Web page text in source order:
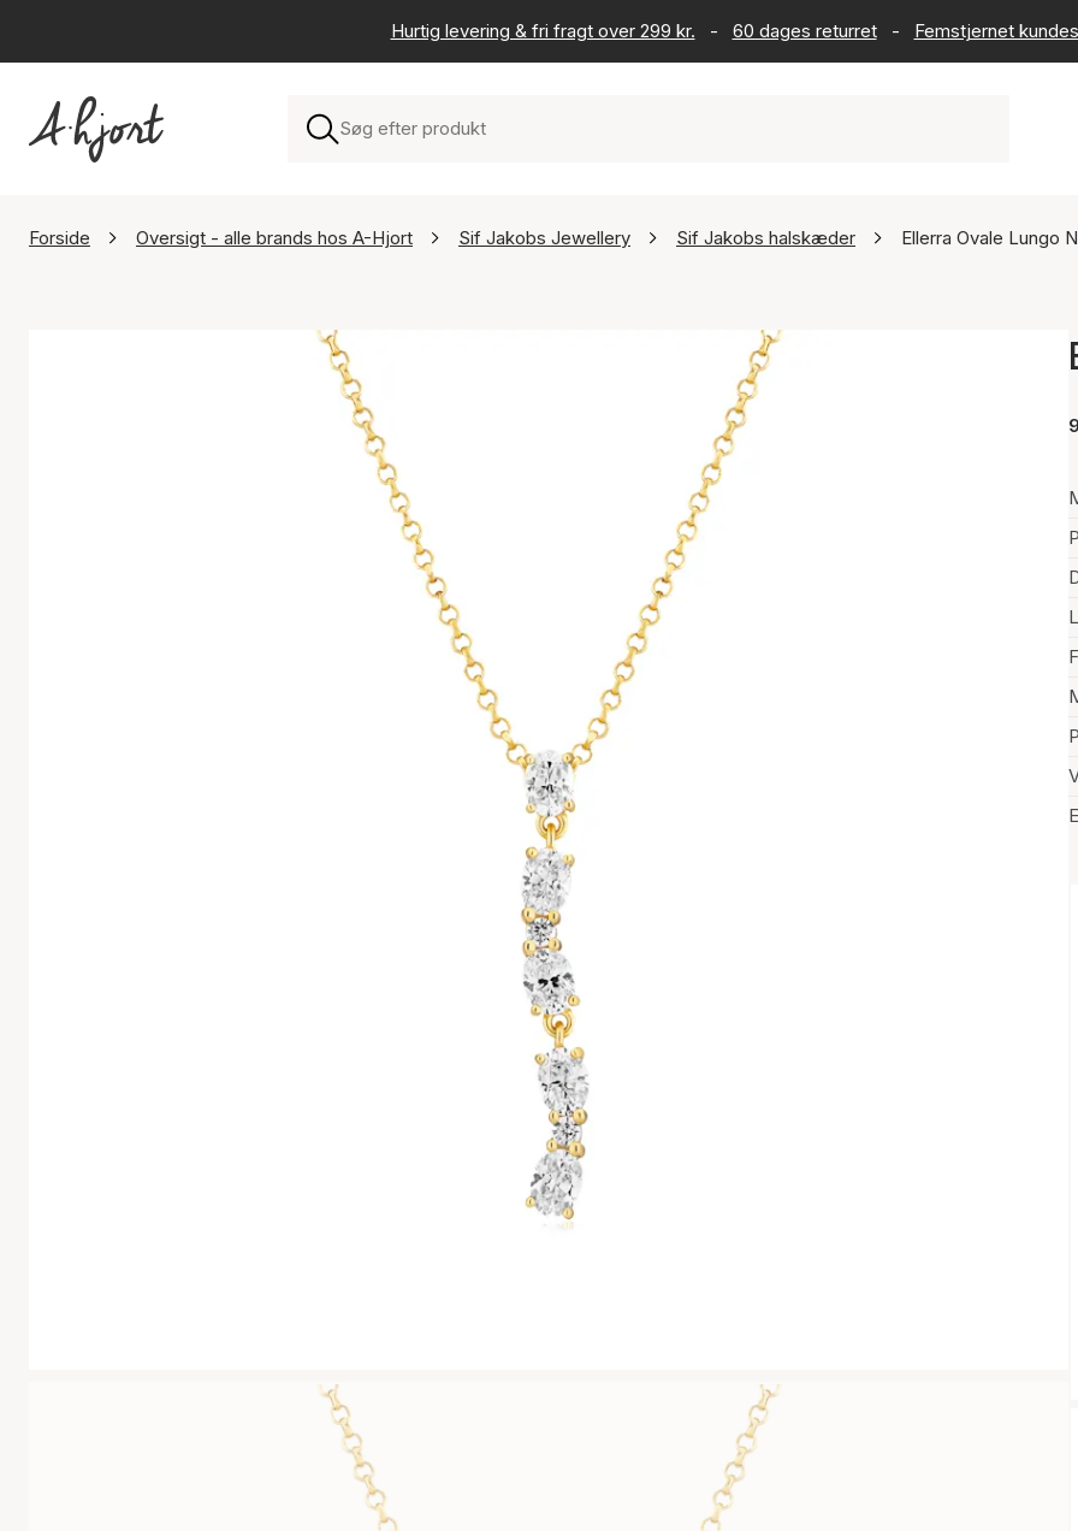
Hurtig levering & fri fragt over 299 kr. - 60 dages returret - Femstjernet
Forside Oversigt - alle brands hos A-Hjort Sif Jakobs Jewellery Sif Jakobs halskæder Ellerra Ovale Lungo